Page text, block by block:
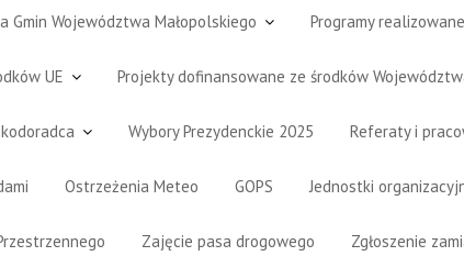
Województwa Małopolskiego Programy
UE Projekty dofinansowane ze środków
Wybory Prezydenckie 2025 Referaty i
Ostrzeżenia Meteo GOPS Jednostki
Zajęcie pasa drogowego Zgłoszenie